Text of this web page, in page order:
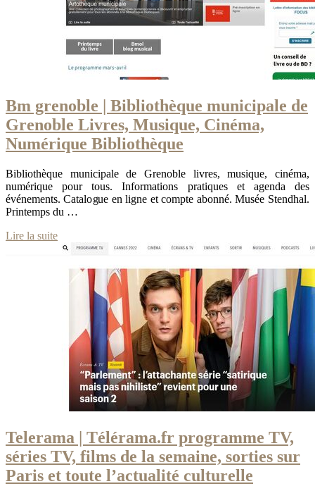
Bm grenoble | Bib­liothèque municipale de
Grenoble Livres, Musique, Cinéma,
Numérique Bib­liothèque
Bibliothèque municipale de Grenoble livres, musique, cinéma,
numérique pour tous. Informations pratiques et agenda des
événements. Catalogue en ligne et compte abonné. Musée Stendhal.
Printemps du …
Lire la suite
Telerama | Télérama.fr programme TV,
séries TV, films de la semaine, sorties sur
Paris et toute l’actualité culturelle